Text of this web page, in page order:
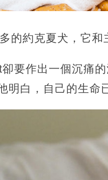
的約克夏犬，它和
要作出一個沉痛
明白，自己的生命